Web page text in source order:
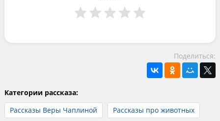
Поделиться:
Категории рассказа:
Рассказы Веры Чаплиной
Рассказы про животных